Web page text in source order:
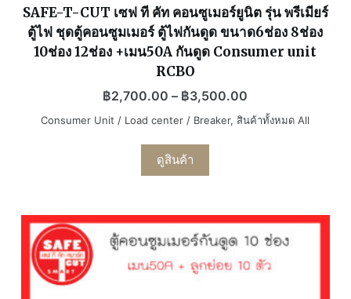
SAFE-T-CUT เซฟ ที คัท คอนซูเมอร์ยูนิต รุ่น พรีเมียร์
ตู้ไฟ ชุดตู้คอนซูมเมอร์ ตู้ไฟกันดูด ขนาด6ช่อง 8ช่อง
10ช่อง 12ช่อง +เมน50A กันดูด Consumer unit
RCBO
฿2,700.00 – ฿3,500.00
Consumer Unit / Load center / Breaker, สินค้าทั้งหมด All
ดูสินค้า